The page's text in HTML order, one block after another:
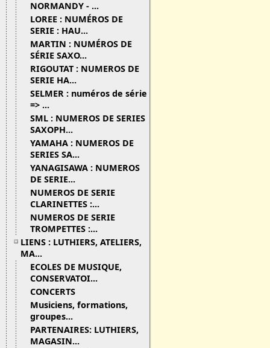
NORMANDY - ...
LOREE : NUMÉROS DE
SERIE : HAU...
MARTIN : NUMÉROS DE
SÉRIE SAXO...
RIGOUTAT : NUMEROS DE
SERIE HA...
SELMER : numéros de série
=> ...
SML : NUMEROS DE SERIES
SAXOPH...
YAMAHA : NUMEROS DE
SERIES SA...
YANAGISAWA : NUMEROS
DE SERIE...
NUMEROS DE SERIE
CLARINETTES :...
NUMEROS DE SERIE
TROMPETTES :...
LIENS : LUTHIERS, ATELIERS,
MA...
ECOLES DE MUSIQUE,
CONSERVATOI...
CONCERTS
Musiciens, formations,
groupes...
PARTENAIRES: LUTHIERS,
MAGASIN...